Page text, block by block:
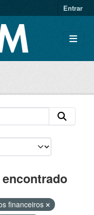
Entrar
financeiros